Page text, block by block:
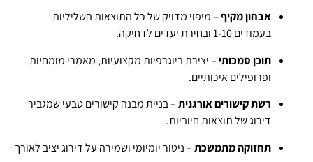
אבחון מקיף– מיפוי מדויק של כל התוצאות השליליות
בעמודים 1-10 ובחירת יעדים לדחיקה.
תוכן סמכותי– יצירת ביוגרפיות מקצועיות, מאמרי מומחיות
ופרופילים איכותיים.
רשת קישורים אורגנית– בניית מבנה קישורים טבעי שמגביר
דירוג של תוצאות חיוביות.
תחזוקה מתמשכת– ניטור יומיומי ושמירה על דירוג יציב לאורך